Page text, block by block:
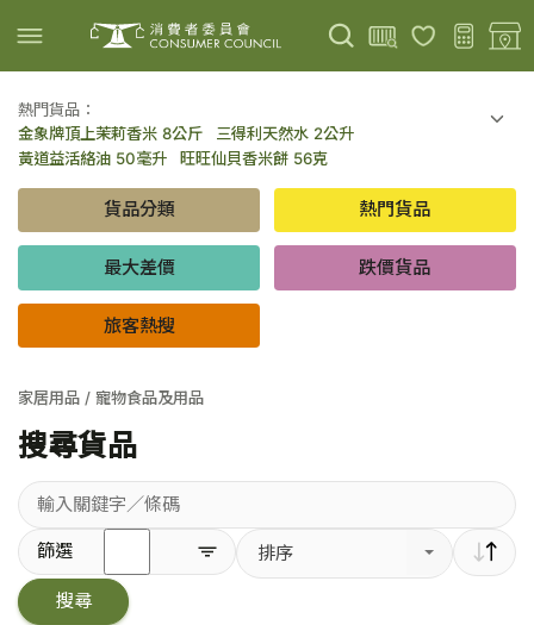
上載圖片 掃描條碼
熱門貨品：
金象牌頂上茉莉香米 8公斤
三得利天然水 2公升
黃道益活絡油 50毫升
旺旺仙貝香米餅 56克
百勝廚新加坡叻沙拉麵 144克
倍樂醇乳酪飲品 - 藍莓 65毫升 x 6
金象牌頂上茉莉香米 5公斤
低鹽/無鹽/低糖/無糖食品
貨品分類 熱門貨品
最大差價 跌價貨品
旅客熱搜
家居用品 / 寵物食品及用品
搜尋貨品
輸
入
關
鍵
篩選 排序
搜尋